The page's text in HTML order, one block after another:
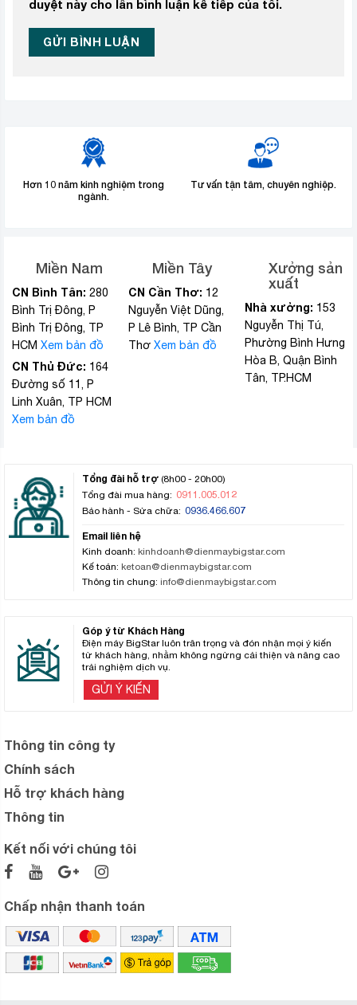
duyệt này cho lần bình luận kế tiếp của tôi.
Hơn 10 năm kinh nghiệm trong
ngành.
Tư vấn tận tâm, chuyên nghiệp.
Miền Nam
CN Bình Tân: 280
Bình Trị Đông, P
Bình Trị Đông, TP
HCM Xem bản đồ
CN Thủ Đức: 164
Đường số 11, P
Linh Xuân, TP HCM
Xem bản đồ
Miền Tây
CN Cần Thơ: 12
Nguyễn Việt Dũng,
P Lê Bình, TP Cần
Thơ Xem bản đồ
Xưởng sản
xuất
Nhà xưởng: 153
Nguyễn Thị Tú,
Phường Bình Hưng
Hòa B, Quận Bình
Tân, TP.HCM
Tổng đài hỗ trợ (8h00 - 20h00)
Tổng đài mua hàng: 0911.005.012
Bảo hành - Sửa chữa: 0936.466.607
Email liên hệ
Kinh doanh: kinhdoanh@dienmaybigstar.com
Kế toán: ketoan@dienmaybigstar.com
Thông tin chung: info@dienmaybigstar.com
Góp ý từ Khách Hàng
Điện máy BigStar luôn trân trọng và đón nhận mọi ý kiến
từ khách hàng, nhằm không ngừng cải thiện và nâng cao
trải nghiệm dịch vụ.
GỬI Ý KIẾN
Thông tin công ty
Chính sách
Hỗ trợ khách hàng
Thông tin
Kết nối với chúng tôi
Chấp nhận thanh toán